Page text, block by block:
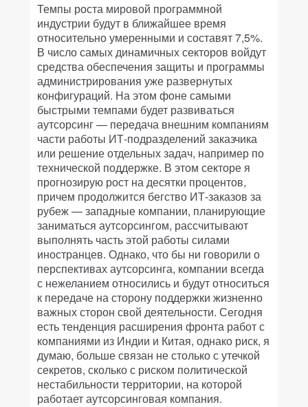
Темпы роста мировой программной
индустрии будут в ближайшее время
относительно умеренными и составят 7,5%.
В число самых динамичных секторов войдут
средства обеспечения защиты и программы
администрирования уже развернутых
конфигураций. На этом фоне самыми
быстрыми темпами будет развиваться
аутсорсинг — передача внешним компаниям
части работы ИТ-подразделений заказчика
или решение отдельных задач, например по
технической поддержке. В этом секторе я
прогнозирую рост на десятки процентов,
причем продолжится бегство ИТ-заказов за
рубеж — западные компании, планирующие
заниматься аутсорсингом, рассчитывают
выполнять часть этой работы силами
иностранцев. Однако, что бы ни говорили о
перспективах аутсорсинга, компании всегда
с нежеланием относились и будут относиться
к передаче на сторону поддержки жизненно
важных сторон свой деятельности. Сегодня
есть тенденция расширения фронта работ с
компаниями из Индии и Китая, однако риск, я
думаю, больше связан не столько с утечкой
секретов, сколько с риском политической
нестабильности территории, на которой
работает аутсорсинговая компания.